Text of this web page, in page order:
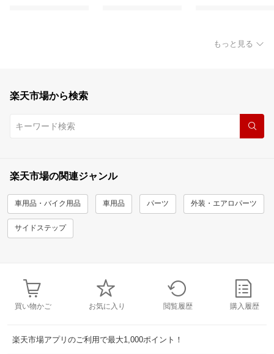
もっと見る
楽天市場から検索
楽天市場の関連ジャンル
車用品・バイク用品 車用品 パーツ 外装・エアロパーツ
サイドステップ
買い物かご お気に入り 閲覧履歴 購入履歴
楽天市場アプリのご利用で最大1,000ポイント！